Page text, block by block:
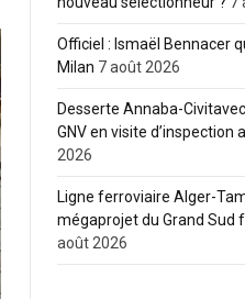
Officiel : Ismaël Bennacer
Milan 7 août 2026
Desserte Annaba-
GNV en visite d’inspection
2026
Ligne ferroviaire Alger-
mégaprojet du Grand Sud
août 2026